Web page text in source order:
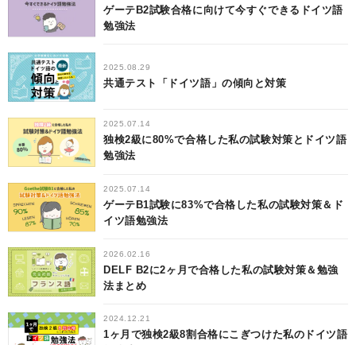
ゲーテB2試験合格に向けて今すぐできるドイツ語
勉強法
2025.08.29
共通テスト「ドイツ語」の傾向と対策
2025.07.14
独検2級に80%で合格した私の試験対策とドイツ語
勉強法
2025.07.14
ゲーテB1試験に83%で合格した私の試験対策＆ド
イツ語勉強法
2026.02.16
DELF B2に2ヶ月で合格した私の試験対策＆勉強
法まとめ
2024.12.21
1ヶ月で独検2級8割合格にこぎつけた私のドイツ語